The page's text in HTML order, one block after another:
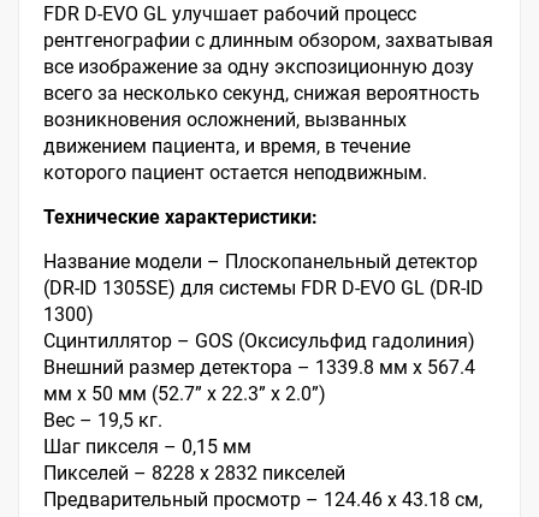
FDR D-EVO GL улучшает рабочий процесс
рентгенографии с длинным обзором, захватывая
все изображение за одну экспозиционную дозу
всего за несколько секунд, снижая вероятность
возникновения осложнений, вызванных
движением пациента, и время, в течение
которого пациент остается неподвижным.
Технические характеристики:
Название модели – Плоскопанельный детектор
(DR-ID 1305SE) для системы FDR D-EVO GL (DR-ID
1300)
Сцинтиллятор – GOS (Оксисульфид гадолиния)
Внешний размер детектора – 1339.8 мм x 567.4
мм x 50 мм (52.7” x 22.3” x 2.0”)
Вес – 19,5 кг.
Шаг пикселя – 0,15 мм
Пикселей – 8228 х 2832 пикселей
Предварительный просмотр – 124.46 х 43.18 см,